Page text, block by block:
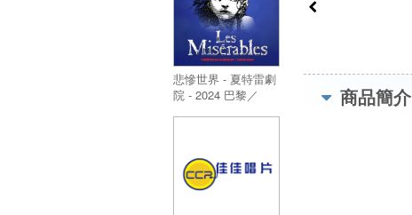
悲慘世界 - 夏特雷劇
院 - 2024 巴黎／
2024
商品簡介